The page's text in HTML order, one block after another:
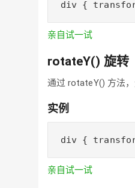
div {
亲自试一试
rotateY() 旋转
通过 rotateY() 方法
实例
div {
亲自试一试